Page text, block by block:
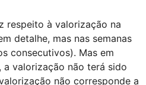
respeito à valorização na
detalhe, mas nas semanas
consecutivos). Mas em
a valorização não terá sido
não corresponde a